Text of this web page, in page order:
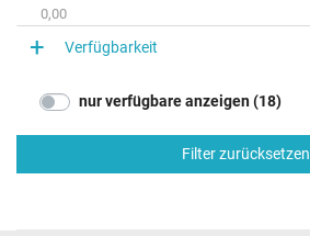
0,00
Verfügbarkeit
nur verfügbare anzeigen (18)
Filter zurücksetzen